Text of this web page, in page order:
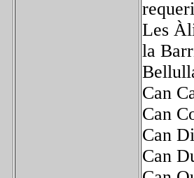
Les
la
Can
Can
Can